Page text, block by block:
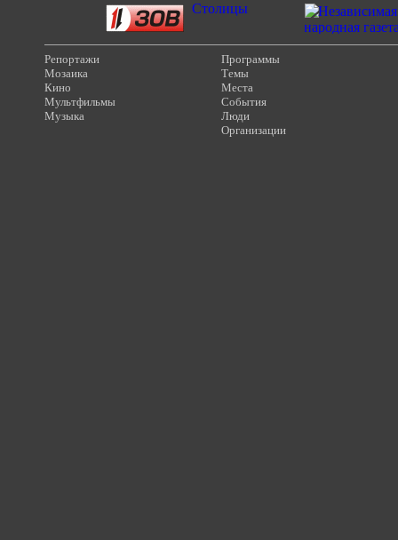
Репортажи
Мозаика
Кино
Мультфильмы
Музыка
Программы
Темы
Места
События
Люди
Организации